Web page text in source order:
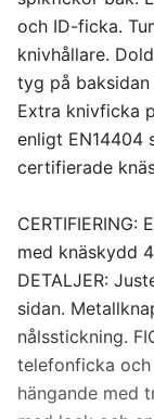
C146
C148
C150
C154
C156
D96
och ID-ficka.
knivhållare.
tyg på
Extra knivficka
enligt EN14404
certifierade
CERTIFIERING:
med knäskydd
DETALJER:
sidan.
nålsstickning.
telefonficka
hängande med